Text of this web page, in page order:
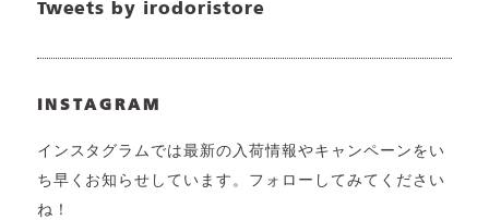
Tweets by irodoristore
INSTAGRAM
インスタグラムでは最新の入荷情報やキャンペーンをい
ち早くお知らせしています。フォローしてみてください
ね！